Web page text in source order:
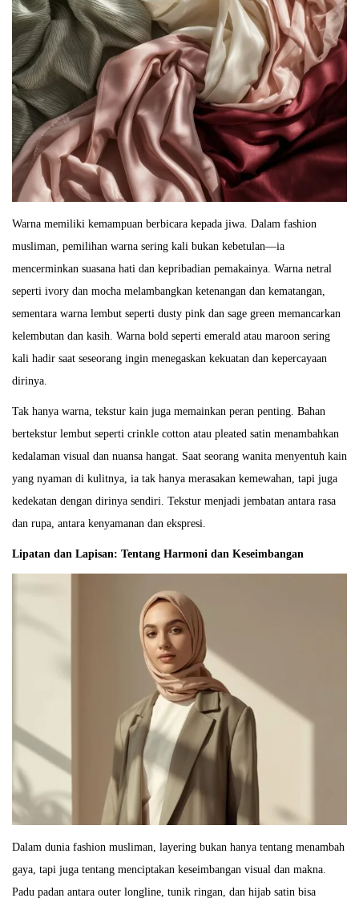
Warna memiliki kemampuan berbicara kepada jiwa. Dalam fashion
musliman, pemilihan warna sering kali bukan kebetulan—ia
mencerminkan suasana hati dan kepribadian pemakainya. Warna netral
seperti ivory dan mocha melambangkan ketenangan dan kematangan,
sementara warna lembut seperti dusty pink dan sage green memancarkan
kelembutan dan kasih. Warna bold seperti emerald atau maroon sering
kali hadir saat seseorang ingin menegaskan kekuatan dan kepercayaan
dirinya.
Tak hanya warna, tekstur kain juga memainkan peran penting. Bahan
bertekstur lembut seperti crinkle cotton atau pleated satin menambahkan
kedalaman visual dan nuansa hangat. Saat seorang wanita menyentuh kain
yang nyaman di kulitnya, ia tak hanya merasakan kemewahan, tapi juga
kedekatan dengan dirinya sendiri. Tekstur menjadi jembatan antara rasa
dan rupa, antara kenyamanan dan ekspresi.
Lipatan dan Lapisan: Tentang Harmoni dan Keseimbangan
Dalam dunia fashion musliman, layering bukan hanya tentang menambah
gaya, tapi juga tentang menciptakan keseimbangan visual dan makna.
Padu padan antara outer longline, tunik ringan, dan hijab satin bisa